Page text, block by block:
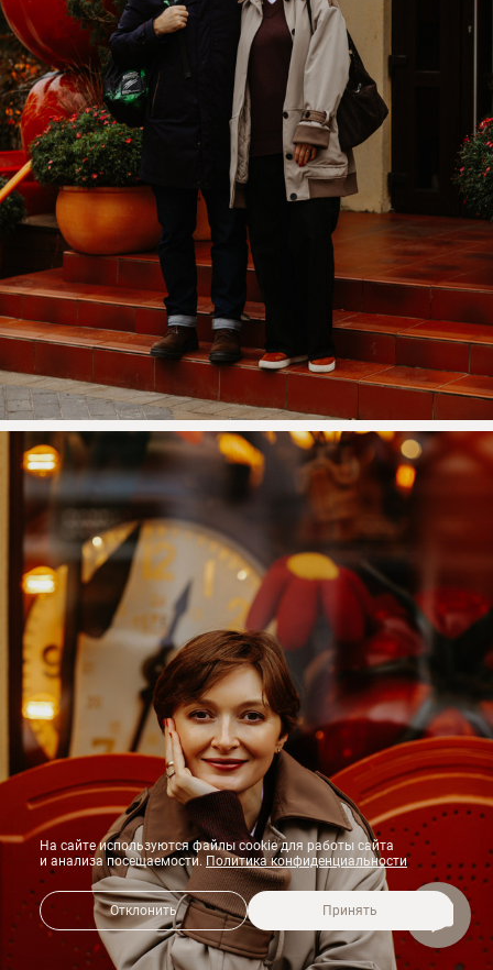
На сайте используются файлы cookie для работы сайта
и анализа посещаемости. Политика конфиденциальности
Отклонить Принять